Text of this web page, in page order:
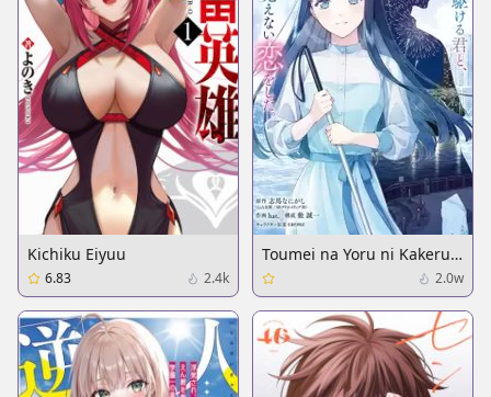
Kichiku Eiyuu
6.83 2.4k
Toumei na Yoru ni Kakeru
Kimi to, Me ni Mienai Koi
wo Shita.
2.0w